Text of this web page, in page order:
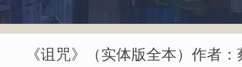
《诅咒》（实体版全本）作者